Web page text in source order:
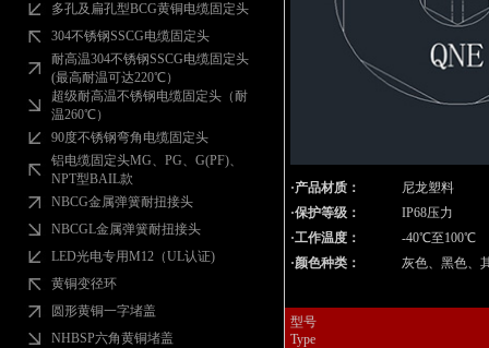
多孔及扁孔型BCG黄铜电缆固定头
304不锈钢SSCG电缆固定头
耐高温304不锈钢SSCG电缆固定头
(最高耐温可达220℃）
超级耐高温不锈钢电缆固定头（耐
温260℃）
90度不锈钢弯角电缆固定头
铝电缆固定头MG、PG、G(PF)、
NPT型BAIL款
NBCG金属弹簧耐扭接头
NBCGL金属弹簧耐扭接头
LED光电专用M12（UL认证)
黄铜变径环
圆形黄铜一字堵盖
NHBSP六角黄铜堵盖
·产品材质：
·保护等级：
·工作温度：
·颜色种类：
尼龙塑料
IP68压力
-40℃至100℃
灰色、黑色、
型号
Type